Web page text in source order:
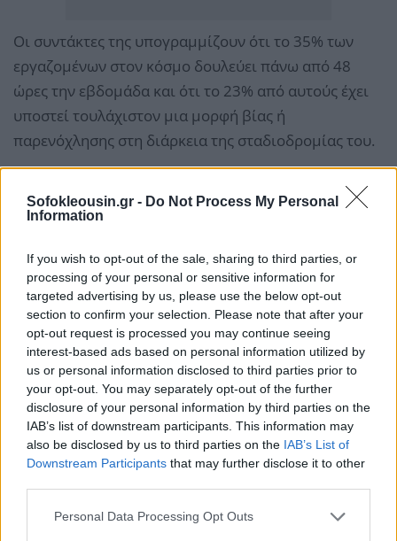
Sofokleousin.gr - Do Not Process My Personal
Information
If you wish to opt-out of the sale, sharing to third parties, or
processing of your personal or sensitive information for
targeted advertising by us, please use the below opt-out
section to confirm your selection. Please note that after your
opt-out request is processed you may continue seeing
interest-based ads based on personal information utilized by
us or personal information disclosed to third parties prior to
your opt-out. You may separately opt-out of the further
disclosure of your personal information by third parties on the
IAB’s list of downstream participants. This information may
also be disclosed by us to third parties on the IAB’s List of
Downstream Participants that may further disclose it to other
Personal Data Processing Opt Outs
Οι συντάκτες της υπογραμμίζουν ότι το 35% των
εργαζομένων στον κόσμο δουλεύει πάνω από 48
ώρες την εβδομάδα και ότι το 23% από αυτούς έχει
υποστεί τουλάχιστον μια μορφή βίας ή
παρενόχλησης στη διάρκεια της σταδιοδρομίας του.
ηλικιωμένοι, οι νέοι, όπως και τα άτομα με
στην άτυπη οικονομία είναι πιο εκτεθειμένοι στους
ψυχοκοινωνικούς κινδύνους από τους άλλους
εργαζομένους.